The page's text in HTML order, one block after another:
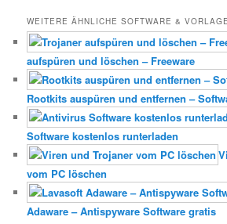
WEITERE ÄHNLICHE SOFTWARE &
aufspüren und löschen – Freeware
Rootkits auspüren und entfernen –
Software kostenlos runterladen
vom PC löschen
Adaware – Antispyware Software gratis